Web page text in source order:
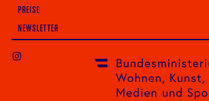
PREISE
NEWSLETTER